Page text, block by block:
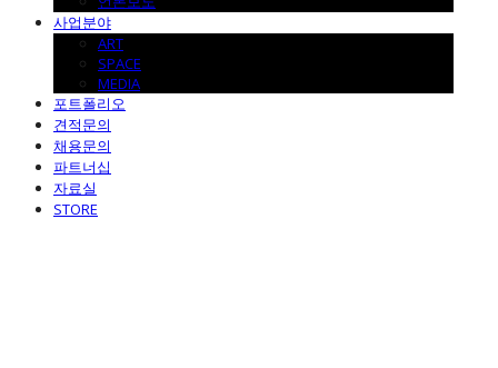
사업분야
ART
SPACE
MEDIA
포트폴리오
견적문의
채용문의
파트너십
자료실
STORE